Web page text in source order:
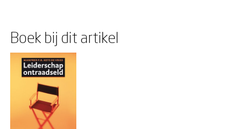
Boek bij dit artikel